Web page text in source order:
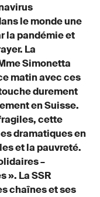
le monde une
la pandémie et
La
Simonetta
matin avec ces
durement
en Suisse.
cette
dramatiques en
et la pauvreté.
–
». La SSR
chaînes et ses